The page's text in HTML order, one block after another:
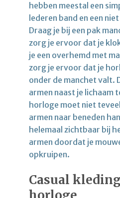
hebben meestal een
lederen band en een
Draag je bij een pak
zorg je ervoor dat je
je een overhemd met
zorg je ervoor dat je
onder de manchet valt.
armen naast je lichaam
horloge moet niet
armen naar beneden
helemaal zichtbaar bij
armen doordat je
opkruipen.
Casual